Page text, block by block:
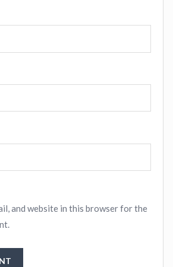
and website in this browser for the